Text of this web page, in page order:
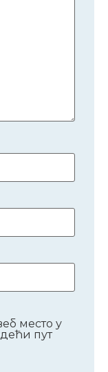
место у
пут